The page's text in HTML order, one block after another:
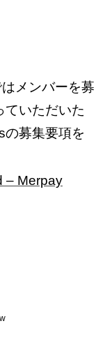
メンバーを募
ていただいた
の募集要項を
– Merpay